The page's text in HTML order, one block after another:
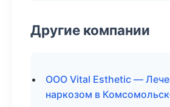
Другие компании
ООО Vital Esthetic —
наркозом в